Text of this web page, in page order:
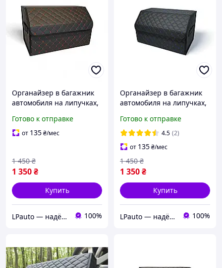
Органайзер в багажник
автомобиля на липучках,
багажник машины,
черный с красной нитью
Готово к отправке
от 135₴/мес
1 350₴
1 450 ₴
Купить
LPauto — надёжные решения для вашей техники 100%
Органайзер в багажник
автомобиля на липучках,
багажник машины 50 см,
черный с синей нитью
Готово к отправке
4.5 (2)
от 135₴/мес
1 350₴
1 450 ₴
Купить
LPauto — надёжные решения для вашей техники 100%